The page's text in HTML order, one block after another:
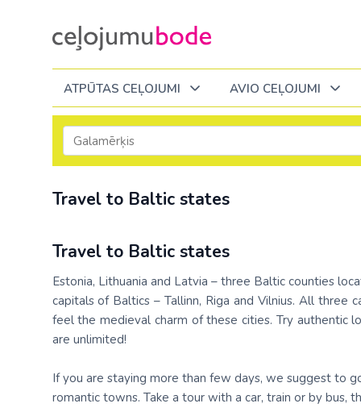
ATPŪTAS CEĻOJUMI
Tuvākajā laikā Septembrī
Eiropa
Grieķija: Korfu
Grieķija: Krēta
Grieķija: Roda
No Palangas:
No Viļņas: Krēta
Spānija:
AVIO CEĻOJUMI
Visi ceļojumi Septembrī
Eiropa
Bosnija un Hercegovina
Bulgārija
Dānija
Malta
Melnkalne
Monako
Visi ceļojumi Septembrī
Bulgārija
Čehija Lietuva
Francija
Grieķija
Horvātija
Itālija
Slēpošana Itālijā
Slēpošana Itālijā no Viļņas
Slēpošana Červīnijā (Matterhorn)
Degvielas piemaksa 2026
Atsauksmes
Vakances
Dāvanu kartes
Blogs
Palīdzība ārkārtas situācijās
BALTA ceļojumu apdrošināšana
Travel to Baltic states
Travel to Baltic states
Estonia, Lithuania and Latvia – three Baltic counties
capitals of Baltics – Tallinn, Riga and Vilnius. All
feel the medieval charm of these cities. Try authentic
are unlimited!
If you are staying more than few days, we suggest to
romantic towns. Take a tour with a car, train or by